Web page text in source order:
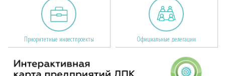
Приоритетные инвестпроекты Официальные делегации